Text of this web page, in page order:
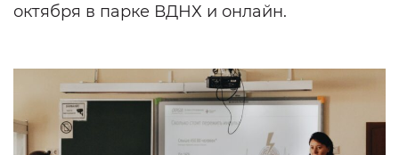
октября в парке ВДНХ и онлайн.